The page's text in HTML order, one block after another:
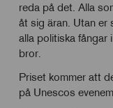
reda på det. Alla
åt sig äran. Utan er
alla politiska fångar
bror.
Priset kommer att
på Unescos